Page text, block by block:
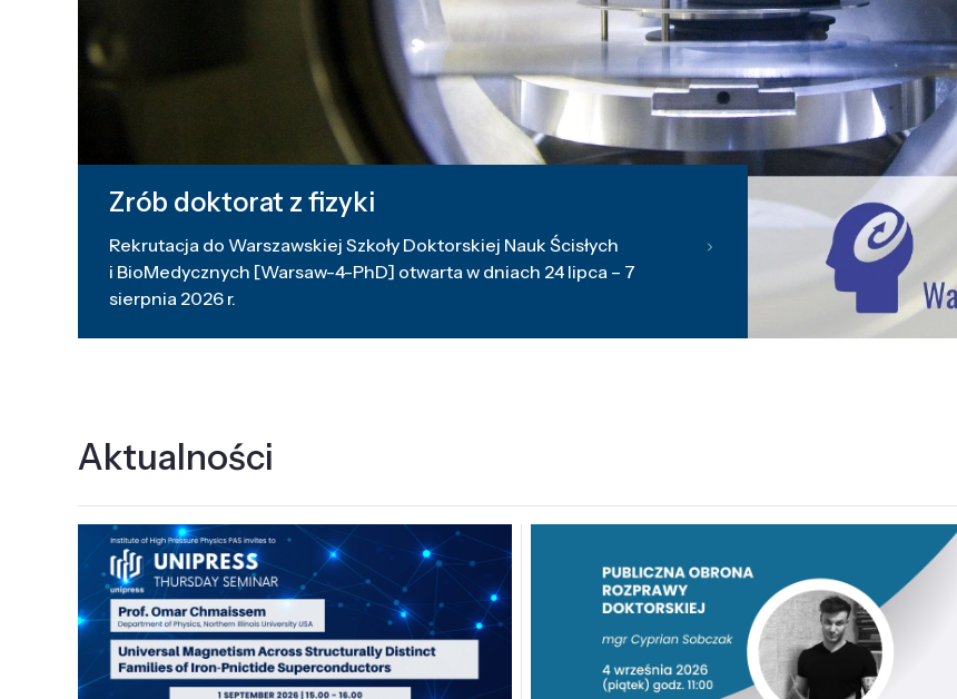
Zrób doktorat z fizyki
Rekrutacja do Warszawskiej Szkoły Doktorskiej Nauk Ścisłych
i BioMedycznych [Warsaw-4-PhD] otwarta w dniach 24 lipca – 7
sierpnia 2026 r.
Aktualności